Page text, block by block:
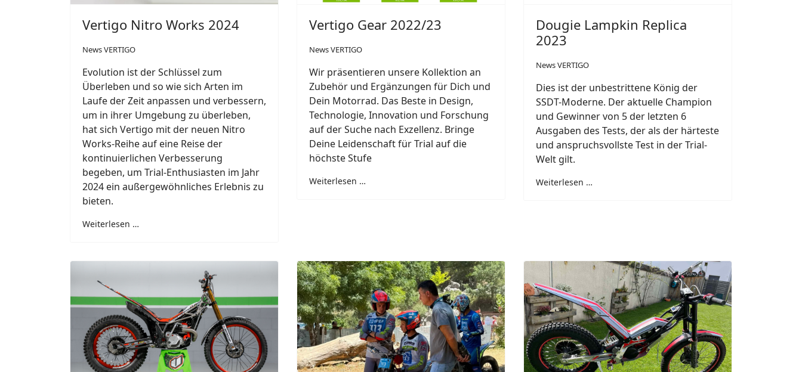
Vertigo Nitro Works 2024
News VERTIGO
Evolution ist der Schlüssel zum
Überleben und so wie sich Arten im
Laufe der Zeit anpassen und verbessern,
um in ihrer Umgebung zu überleben,
hat sich Vertigo mit der neuen Nitro
Works-Reihe auf eine Reise der
kontinuierlichen Verbesserung
begeben, um Trial-Enthusiasten im Jahr
2024 ein außergewöhnliches Erlebnis zu
bieten.
Weiterlesen …
Vertigo Gear 2022/23
News VERTIGO
Wir präsentieren unsere Kollektion an
Zubehör und Ergänzungen für Dich und
Dein Motorrad. Das Beste in Design,
Technologie, Innovation und Forschung
auf der Suche nach Exzellenz. Bringe
Deine Leidenschaft für Trial auf die
höchste Stufe
Weiterlesen …
Dougie Lampkin Replica
2023
News VERTIGO
Dies ist der unbestrittene König der
SSDT-Moderne. Der aktuelle Champion
und Gewinner von 5 der letzten 6
Ausgaben des Tests, der als der härteste
und anspruchsvollste Test in der Trial-
Welt gilt.
Weiterlesen …